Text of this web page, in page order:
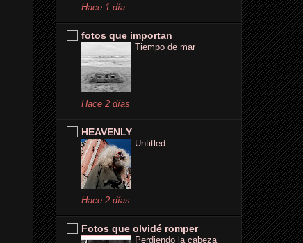
Hace 1 día
fotos que importan
Tiempo de mar
Hace 2 días
HEAVENLY
Untitled
Hace 2 días
Fotos que olvidé romper
Perdiendo la cabeza